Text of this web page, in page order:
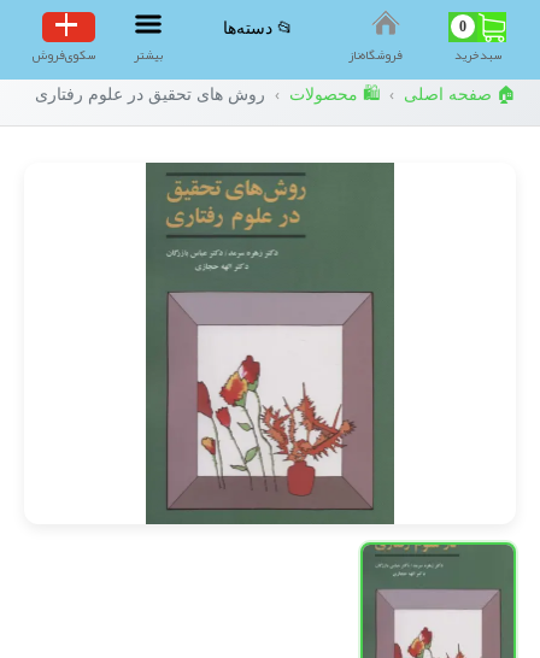
0
سبد‌خرید فروشگاه‌ناز
📂 دسته‌ها
بیشتر سکوی‌فروش
🏠 صفحه اصلی › 🛍️ محصولات › روش های تحقیق در علوم رفتاری